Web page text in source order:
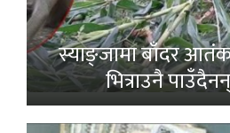
स्याङ्जामा बाँदर
भित्राउनै